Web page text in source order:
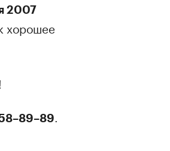
2007
хорошее
.